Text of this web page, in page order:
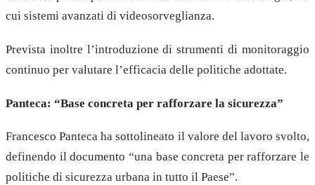
cui sistemi avanzati di videosorveglianza.
Prevista inoltre l’introduzione di strumenti di monitoraggio
continuo per valutare l’efficacia delle politiche adottate.
Panteca: “Base concreta per rafforzare la sicurezza”
Francesco Panteca ha sottolineato il valore del lavoro svolto,
definendo il documento “una base concreta per rafforzare le
politiche di sicurezza urbana in tutto il Paese”.